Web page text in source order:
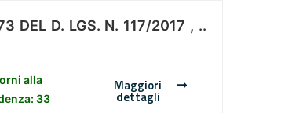
DEL D. LGS. N. 117/2017 , ..
alla
33
Maggiori
dettagli